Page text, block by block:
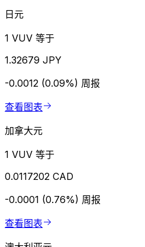
日元
1 VUV 等于
1.32679 JPY
-0.0012 (0.09%) 周报
查看图表
加拿大元
1 VUV 等于
0.0117202 CAD
-0.0001 (0.76%) 周报
查看图表